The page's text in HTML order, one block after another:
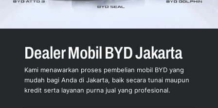
Dealer Mobil BYDJakarta
Kami menawarkan proses pembelian mobil BYD yang
mudah bagi Anda di Jakarta, baik secara tunai maupun
kredit serta layanan purna jual yang profesional.